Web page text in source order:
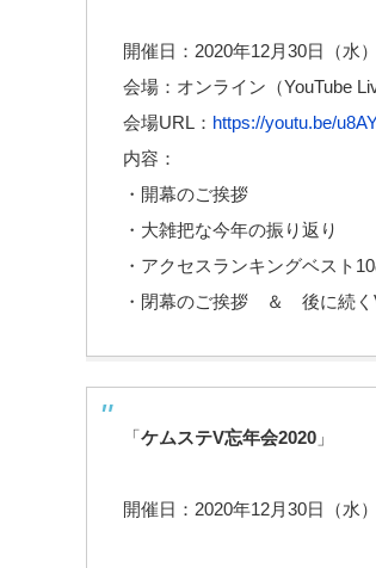
開催日：2020年12月30日（水
会場：オンライン（YouTube
会場URL： https://youtu.be/
内容：
・開幕のご挨拶
・大雑把な今年の振り返り
・アクセスランキングベスト
・閉幕のご挨拶 ＆ 後に続く
「ケムステV忘年会2020 」
開催日：2020年12月30日（水